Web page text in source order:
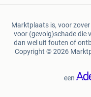
Marktplaats is, voor
voor (gevolg)schade die
dan wel uit fouten of
Copyright © 2026
een